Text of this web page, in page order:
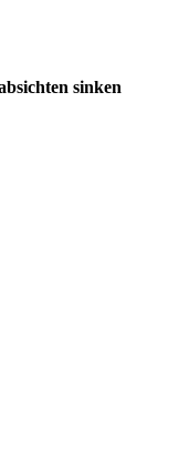
sinken